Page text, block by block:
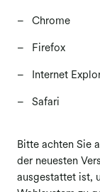
Opt-out-
Chrome
Firefox
Internet
Safari
​​​​​​​Bitte achten Sie
der neuesten
ausgestattet ist,